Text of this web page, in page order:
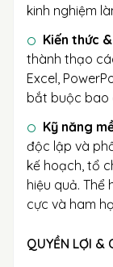
kinh nghiệm
Kiến thức
thành thạo
Excel,
bắt buộc bao
Kỹ năng
độc lập và
kế hoạch, tổ
hiệu quả. Thể
cực và ham
QUYỀN LỢI &